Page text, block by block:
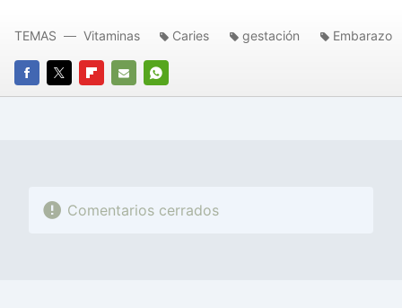
FACEBOOK
TWITTERFLIPBOARD
E-
WHATSAPP
TEMAS Vitaminas Caries gestación Embarazo
Comentarios cerrados